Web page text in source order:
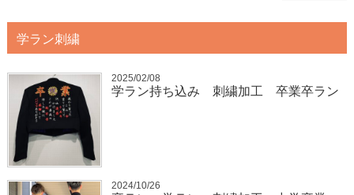
学ラン刺繍
2025/02/08
学ラン持ち込み 刺繍加工 卒業卒ラン
2024/10/26